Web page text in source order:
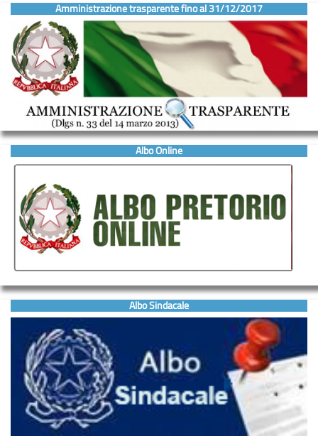
Amministrazione trasparente fino al 31/12/2017
Albo Online
Albo Sindacale